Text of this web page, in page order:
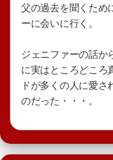
父の過去を聞くため
ーに会いに行く。
ジェニファーの話か
に実はところどころ
ドが多くの人に愛さ
のだった・・・。